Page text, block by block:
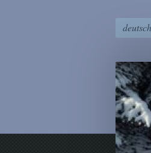
deutsch